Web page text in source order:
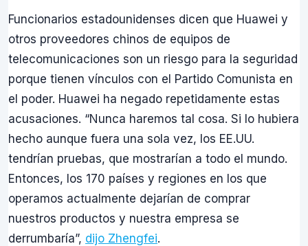
Funcionarios estadounidenses dicen que Huawei y
otros proveedores chinos de equipos de
telecomunicaciones son un riesgo para la seguridad
porque tienen vínculos con el Partido Comunista en
el poder. Huawei ha negado repetidamente estas
acusaciones. “Nunca haremos tal cosa. Si lo hubiera
hecho aunque fuera una sola vez, los EE.UU.
tendrían pruebas, que mostrarían a todo el mundo.
Entonces, los 170 países y regiones en los que
operamos actualmente dejarían de comprar
nuestros productos y nuestra empresa se
derrumbaría”, dijo Zhengfei.